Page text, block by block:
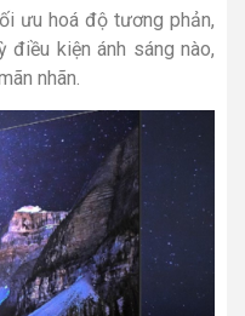
ưu hoá độ tương phản,
kiện ánh sáng nào,
nhãn.